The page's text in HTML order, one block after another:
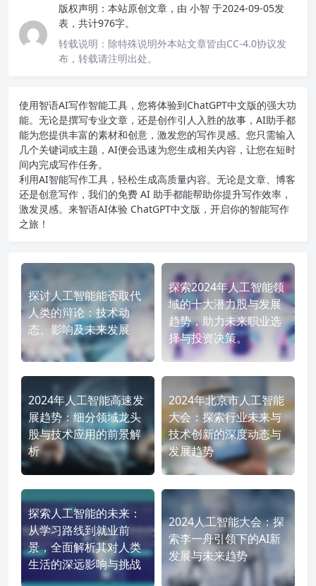
版权声明： 本站原创文章，由 小智 于2024-09-05发
表，共计976字。
转载说明： 除特殊说明外本站文章皆由CC-4.0协议发
布，转载请注明出处。
使用智语AI写作智能工具，您将体验到ChatGPT中文版的强大功
能。无论是撰写专业文章，还是创作引人入胜的故事，AI助手都
能为您提供丰富的素材和创意，激发您的写作灵感。您只需输入
几个关键词或主题，AI便会迅速为您生成相关内容，让您在短时
间内完成写作任务。
利用AI智能写作工具，轻松生成高质量内容。无论是文章、博客
还是创意写作，我们的免费 AI 助手都能帮助你提升写作效率，
激发灵感。来智语AI体验 ChatGPT中文版 ，开启你的智能写作
之旅！
探讨人工智能能否取代
人类的辩论：技术动
态、影响及未来发展
探索2024年人工智能领
域的十大潜力股与发展
趋势，助力未来职业选
择与投资决策。
2024年人工智能高速发
展趋势：细分领域龙头
股与技术应用的前景解
析
2024年北京市人工智能
大会：探索行业未来与
技术创新的深度动态与
发展趋势
探索人工智能的未来：
从学习路线到就业前
景，全面解析其对人类
生活的深远影响与挑战
2024人工智能大会：探
索李一舟引领下的AI新
发展与未来趋势